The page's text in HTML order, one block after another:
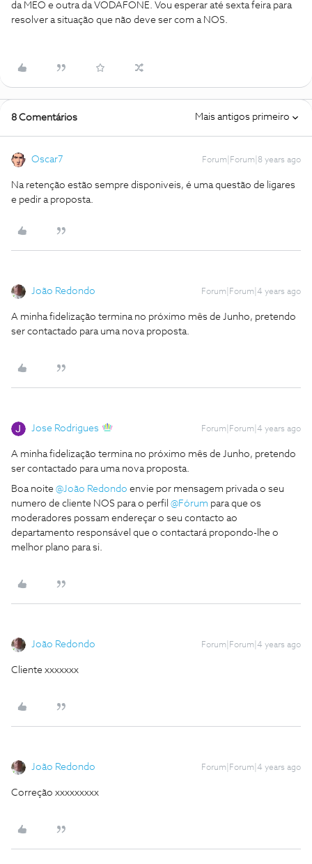
da MEO e outra da VODAFONE. Vou esperar até sexta feira para
resolver a situação que não deve ser com a NOS.
8 Comentários Mais antigos primeiro
Oscar7 Forum|Forum|8 years ago
Na retenção estão sempre disponiveis, é uma questão de ligares
e pedir a proposta.
João Redondo Forum|Forum|4 years ago
A minha fidelização termina no próximo mês de Junho, pretendo
ser contactado para uma nova proposta.
Jose Rodrigues Forum|Forum|4 years ago
A minha fidelização termina no próximo mês de Junho, pretendo
ser contactado para uma nova proposta.
Boa noite @João Redondo envie por mensagem privada o seu
numero de cliente NOS para o perfil @Fórum para que os
moderadores possam endereçar o seu contacto ao
departamento responsável que o contactará propondo-lhe o
melhor plano para si.
João Redondo Forum|Forum|4 years ago
Cliente xxxxxxx
João Redondo Forum|Forum|4 years ago
Correção xxxxxxxxx